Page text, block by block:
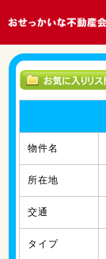
物件名
所在地
交通
タイプ